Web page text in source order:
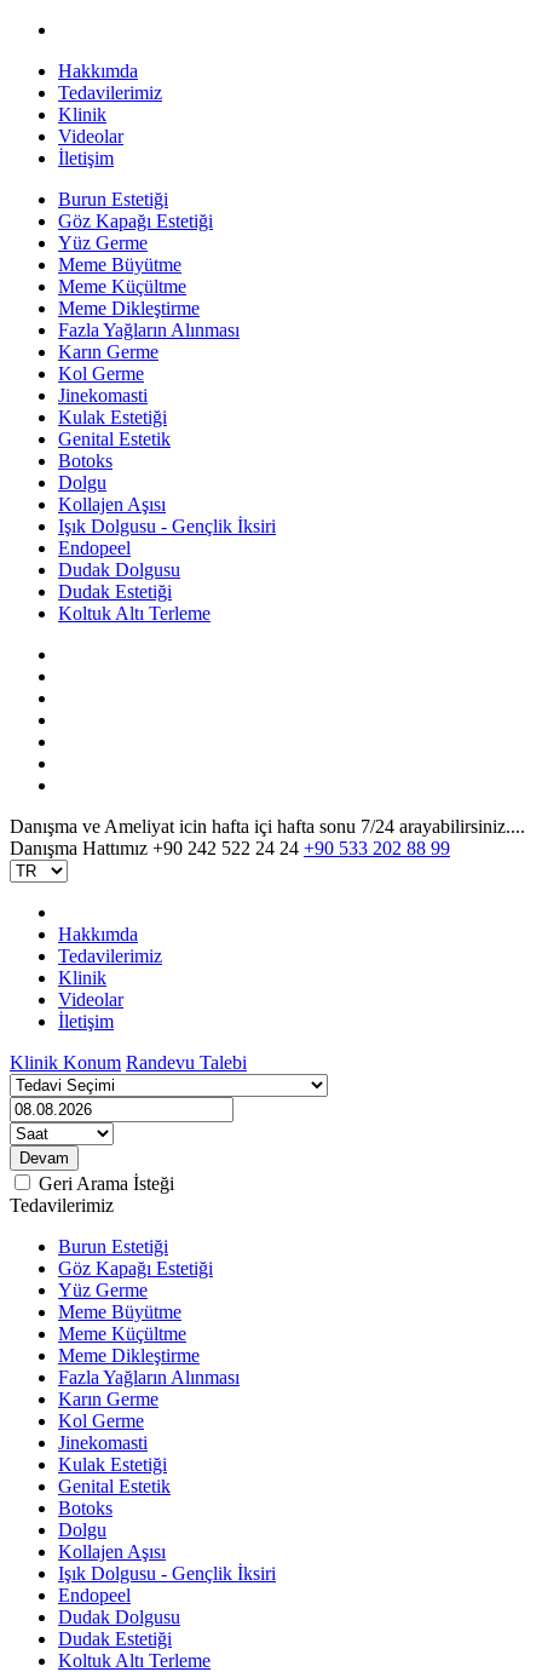
Hakkımda
Tedavilerimiz
Klinik
Videolar
İletişim
Burun Estetiği
Göz Kapağı Estetiği
Yüz Germe
Meme Büyütme
Meme Küçültme
Meme Dikleştirme
Fazla Yağların Alınması
Karın Germe
Kol Germe
Jinekomasti
Kulak Estetiği
Genital Estetik
Botoks
Dolgu
Kollajen Aşısı
Işık Dolgusu - Gençlik İksiri
Endopeel
Dudak Dolgusu
Dudak Estetiği
Koltuk Altı Terleme
Danışma ve Ameliyat icin hafta içi hafta sonu 7/24 arayabilirsiniz....
Danışma Hattımız +90 242 522 24 24 +90 533 202 88 99
Hakkımda
Tedavilerimiz
Klinik
Videolar
İletişim
Klinik Konum Randevu Talebi
Geri Arama İsteği
Tedavilerimiz
Burun Estetiği
Göz Kapağı Estetiği
Yüz Germe
Meme Büyütme
Meme Küçültme
Meme Dikleştirme
Fazla Yağların Alınması
Karın Germe
Kol Germe
Jinekomasti
Kulak Estetiği
Genital Estetik
Botoks
Dolgu
Kollajen Aşısı
Işık Dolgusu - Gençlik İksiri
Endopeel
Dudak Dolgusu
Dudak Estetiği
Koltuk Altı Terleme